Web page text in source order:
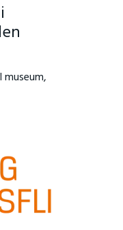
museum,